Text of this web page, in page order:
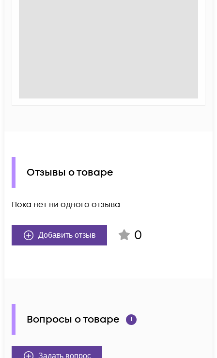
Отзывы о товаре
Пока нет ни одного отзыва
Добавить отзыв 0
Вопросы о товаре 1
Задать вопрос